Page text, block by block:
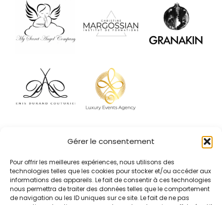
Gérer le consentement
Pour offrir les meilleures expériences, nous utilisons des
technologies telles que les cookies pour stocker et/ou accéder aux
informations des appareils. Le fait de consentir à ces technologies
nous permettra de traiter des données telles que le comportement
de navigation ou les ID uniques sur ce site. Le fait de ne pas
Le talent, ça n'existe pas. Le talent,
c'est d'avoir envie de faire quelque
chose.